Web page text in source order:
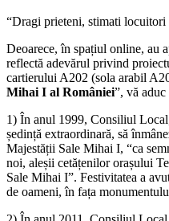
“Dragi prieteni, stimati
Deoarece, în spațiul online, au
reflectă adevărul privind
cartierului A202 (sola arabil
Mihai I al României”, vă
1) În anul 1999, Consiliul
ședință extraordinară, să
Majestății Sale Mihai I, “ca
noi, aleșii cetățenilor orașului
Sale Mihai I”. Festivitatea a
de oameni, în fața